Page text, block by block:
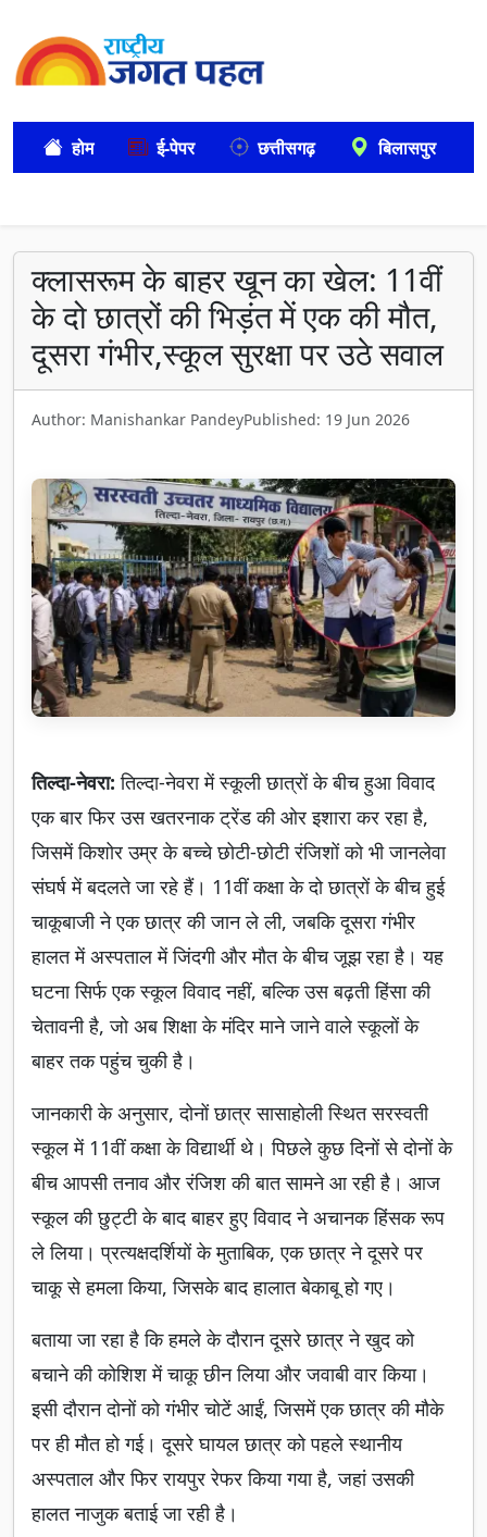
होम ई-पेपर छत्तीसगढ़ बिलासपुर
क्लासरूम के बाहर खून का खेल: 11वीं
के दो छात्रों की भिड़ंत में एक की मौत,
दूसरा गंभीर,स्कूल सुरक्षा पर उठे सवाल
Author: Manishankar PandeyPublished: 19 Jun 2026
तिल्दा-नेवरा:तिल्दा-नेवरा में स्कूली छात्रों के बीच हुआ विवाद
एक बार फिर उस खतरनाक ट्रेंड की ओर इशारा कर रहा है,
जिसमें किशोर उम्र के बच्चे छोटी-छोटी रंजिशों को भी जानलेवा
संघर्ष में बदलते जा रहे हैं। 11वीं कक्षा के दो छात्रों के बीच हुई
चाकूबाजी ने एक छात्र की जान ले ली, जबकि दूसरा गंभीर
हालत में अस्पताल में जिंदगी और मौत के बीच जूझ रहा है। यह
घटना सिर्फ एक स्कूल विवाद नहीं, बल्कि उस बढ़ती हिंसा की
चेतावनी है, जो अब शिक्षा के मंदिर माने जाने वाले स्कूलों के
बाहर तक पहुंच चुकी है।
जानकारी के अनुसार, दोनों छात्र सासाहोली स्थित सरस्वती
स्कूल में 11वीं कक्षा के विद्यार्थी थे। पिछले कुछ दिनों से दोनों के
बीच आपसी तनाव और रंजिश की बात सामने आ रही है। आज
स्कूल की छुट्टी के बाद बाहर हुए विवाद ने अचानक हिंसक रूप
ले लिया। प्रत्यक्षदर्शियों के मुताबिक, एक छात्र ने दूसरे पर
चाकू से हमला किया, जिसके बाद हालात बेकाबू हो गए।
बताया जा रहा है कि हमले के दौरान दूसरे छात्र ने खुद को
बचाने की कोशिश में चाकू छीन लिया और जवाबी वार किया।
इसी दौरान दोनों को गंभीर चोटें आईं, जिसमें एक छात्र की मौके
पर ही मौत हो गई। दूसरे घायल छात्र को पहले स्थानीय
अस्पताल और फिर रायपुर रेफर किया गया है, जहां उसकी
हालत नाजुक बताई जा रही है।